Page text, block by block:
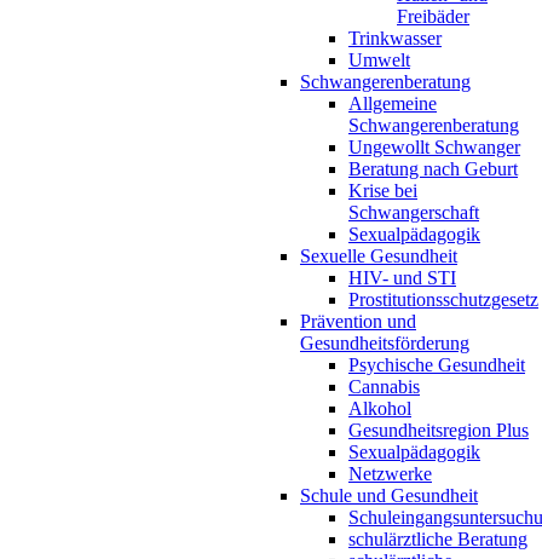
Freibäder
Trinkwasser
Umwelt
Schwangerenberatung
Allgemeine
Schwangerenberatung
Ungewollt Schwanger
Beratung nach Geburt
Krise bei
Schwangerschaft
Sexualpädagogik
Sexuelle Gesundheit
HIV- und STI
Prostitutionsschutzgesetz
Prävention und
Gesundheitsförderung
Psychische Gesundheit
Cannabis
Alkohol
Gesundheitsregion Plus
Sexualpädagogik
Netzwerke
Schule und Gesundheit
schulärztliche Beratung